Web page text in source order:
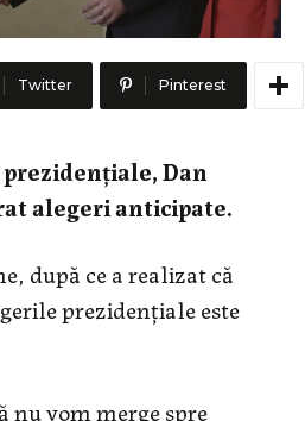
Twitter Pinterest
Dan
alegeri anticipate.
după ce a realizat că
prezidențiale este
nu vom merge spre